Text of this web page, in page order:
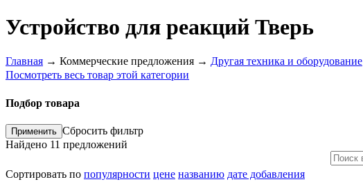
Устройство для реакций Тверь
Главная → Коммерческие предложения → Другая техника и оборудование
Посмотреть весь товар этой категории
Подбор товара
Сбросить фильтр
Найдено 11 предложений
Сортировать по популярности цене названию дате добавления